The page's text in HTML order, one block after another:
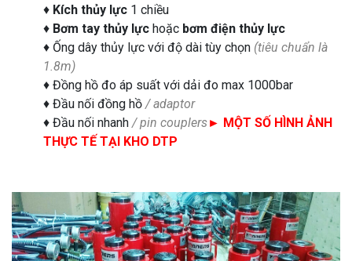
♦ Kích thủy lực 1 chiều
♦ Bơm tay thủy lực hoặc bơm điện thủy lực
♦ Ống dây thủy lực với độ dài tùy chọn (tiêu chuẩn là
1.8m)
♦ Đồng hồ đo áp suất với dải đo max 1000bar
♦ Đầu nối đồng hồ / adaptor
♦ Đầu nối nhanh / pin couplers► MỘT SỐ HÌNH ẢNH
THỰC TẾ TẠI KHO DTP